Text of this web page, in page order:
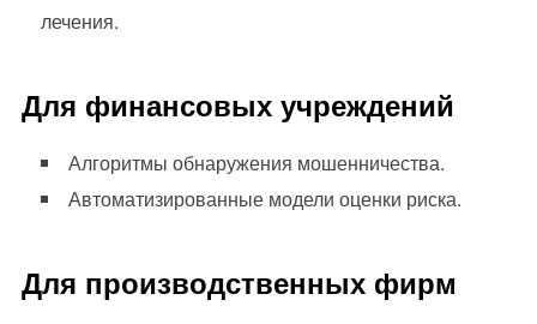
лечения.
Для финансовых учреждений
Алгоритмы обнаружения мошенничества.
Автоматизированные модели оценки риска.
Для производственных фирм